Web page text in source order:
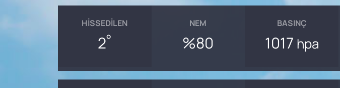
HISSEDILEN
2°
NEM
%80
BASINÇ
1017 hpa